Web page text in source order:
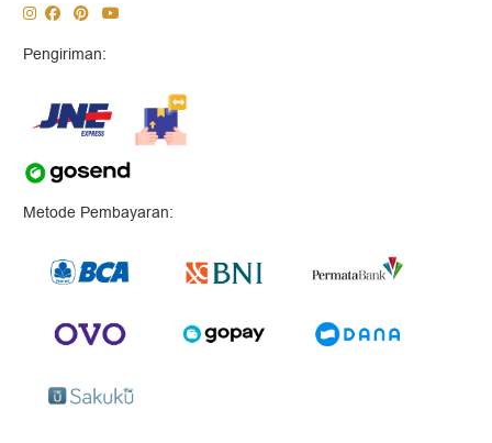
Pengiriman:
Metode Pembayaran: